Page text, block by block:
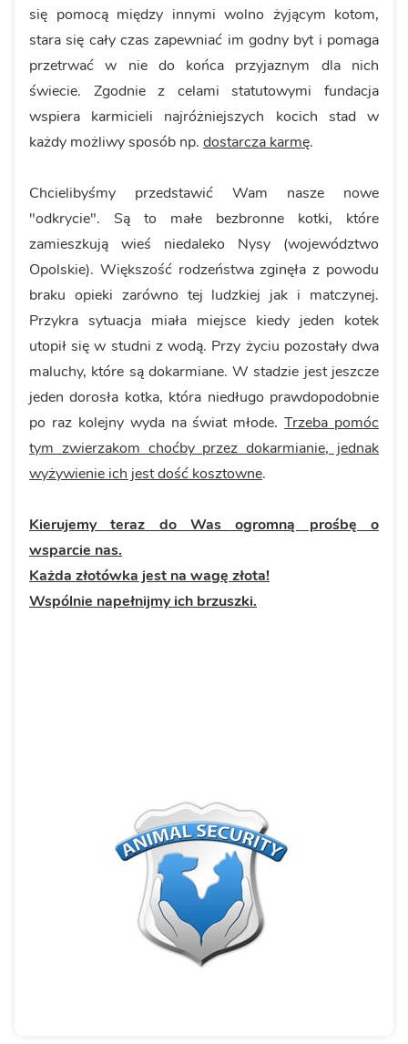
się pomocą między innymi wolno żyjącym kotom,
stara się cały czas zapewniać im godny byt i pomaga
przetrwać w nie do końca przyjaznym dla nich
świecie. Zgodnie z celami statutowymi fundacja
wspiera karmicieli najróżniejszych kocich stad w
każdy możliwy sposób np. dostarcza karmę.
Chcielibyśmy przedstawić Wam nasze nowe
"odkrycie". Są to małe bezbronne kotki, które
zamieszkują wieś niedaleko Nysy (województwo
Opolskie). Większość rodzeństwa zginęła z powodu
braku opieki zarówno tej ludzkiej jak i matczynej.
Przykra sytuacja miała miejsce kiedy jeden kotek
utopił się w studni z wodą. Przy życiu pozostały dwa
maluchy, które są dokarmiane. W stadzie jest jeszcze
jeden dorosła kotka, która niedługo prawdopodobnie
po raz kolejny wyda na świat młode.Trzeba pomóc
tym zwierzakom choćby przez dokarmianie, jednak
wyżywienie ich jest dość kosztowne.
Kierujemy teraz do Was ogromną prośbę o
wsparcie nas.
Każda złotówka jest na wagę złota!
Wspólnie napełnijmy ich brzuszki.